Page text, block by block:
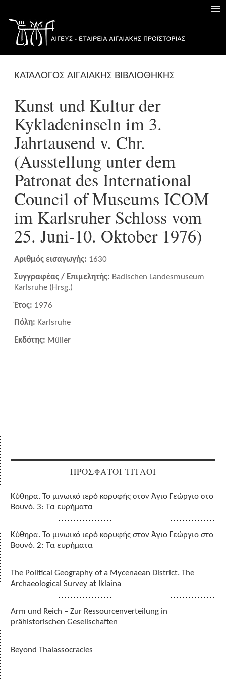
ΚΑΤΑΛΟΓΟΣ ΑΙΓΑΙΑΚΗΣ ΒΙΒΛΙΟΘΗΚΗΣ
Kunst und Kultur der
Kykladeninseln im 3.
Jahrtausend v. Chr.
(Ausstellung unter dem
Patronat des International
Council of Museums ICOM
im Karlsruher Schloss vom
25. Juni-10. Oktober 1976)
Αριθμός εισαγωγής: 1630
Συγγραφέας / Επιμελητής: Badischen Landesmuseum
Karlsruhe (Hrsg.)
Έτος: 1976
Πόλη: Karlsruhe
Εκδότης: Müller
ΠΡΟΣΦΑΤΟΙ ΤΙΤΛΟΙ
Κύθηρα. Το μινωικό ιερό κορυφής στον Άγιο Γεώργιο στο
Βουνό. 3: Τα ευρήματα
Κύθηρα. Το μινωικό ιερό κορυφής στον Άγιο Γεώργιο στο
Βουνό. 2: Τα ευρήματα
The Political Geography of a Mycenaean District. The
Archaeological Survey at Iklaina
Arm und Reich – Zur Ressourcenverteilung in
prähistorischen Gesellschaften
Beyond Thalassocracies